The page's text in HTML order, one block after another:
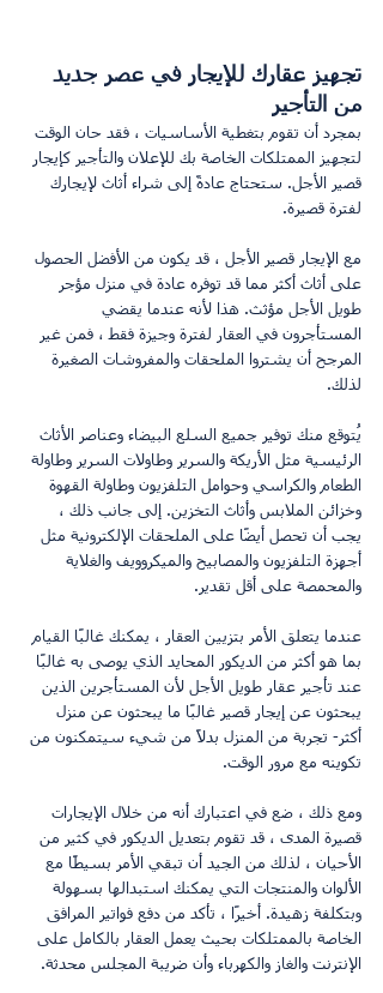
تجهيز عقارك للإيجار في عصر جديد
من التأجير
بمجرد أن تقوم بتغطية الأساسيات ، فقد حان الوقت
لتجهيز الممتلكات الخاصة بك للإعلان والتأجير كإيجار
قصير الأجل. ستحتاج عادةً إلى شراء أثاث لإيجارك
لفترة قصيرة.
مع الإيجار قصير الأجل ، قد يكون من الأفضل الحصول
على أثاث أكثر مما قد توفره عادة في منزل مؤجر
طويل الأجل مؤثث. هذا لأنه عندما يقضي
المستأجرون في العقار لفترة وجيزة فقط ، فمن غير
المرجح أن يشتروا الملحقات والمفروشات الصغيرة
لذلك.
يُتوقع منك توفير جميع السلع البيضاء وعناصر الأثاث
الرئيسية مثل الأريكة والسرير وطاولات السرير وطاولة
الطعام والكراسي وحوامل التلفزيون وطاولة القهوة
وخزائن الملابس وأثاث التخزين. إلى جانب ذلك ،
يجب أن تحصل أيضًا على الملحقات الإلكترونية مثل
أجهزة التلفزيون والمصابيح والميكروويف والغلاية
والمحمصة على أقل تقدير.
عندما يتعلق الأمر بتزيين العقار ، يمكنك غالبًا القيام
بما هو أكثر من الديكور المحايد الذي يوصى به غالبًا
عند تأجير عقار طويل الأجل لأن المستأجرين الذين
يبحثون عن إيجار قصير غالبًا ما يبحثون عن منزل
أكثر- تجربة من المنزل بدلاً من شيء سيتمكنون من
تكوينه مع مرور الوقت.
ومع ذلك ، ضع في اعتبارك أنه من خلال الإيجارات
قصيرة المدى ، قد تقوم بتعديل الديكور في كثير من
الأحيان ، لذلك من الجيد أن تبقي الأمر بسيطًا مع
الألوان والمنتجات التي يمكنك استبدالها بسهولة
وبتكلفة زهيدة. أخيرًا ، تأكد من دفع فواتير المرافق
الخاصة بالممتلكات بحيث يعمل العقار بالكامل على
الإنترنت والغاز والكهرباء وأن ضريبة المجلس محدثة.